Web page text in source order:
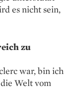
es nicht sein,
zu
war, bin ich
Welt vom